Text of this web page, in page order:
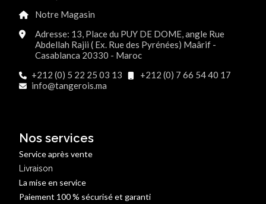
Notre Magasin
Adresse: 13, Place du PUY DE DOME, angle Rue
Abdellah Rajii ( Ex. Rue des Pyrénées) Maârif -
Casablanca 20330 - Maroc
+212 (0) 5 22 25 03 13
+212 (0) 7 66 54 40 17
info@tangerois.ma
Nos services
Service après vente
Livraison
La mise en service
Paiement 100 % sécurisé et garanti